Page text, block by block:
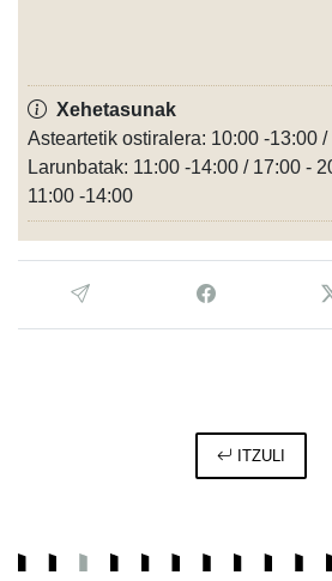
Xehetasunak
Asteartetik ostiralera: 10:00 -13:00 /
Larunbatak: 11:00 -14:00 / 17:00 -
11:00 -14:00
ITZULI